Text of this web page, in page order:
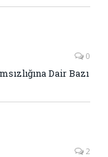
0
Dair Bazı
2